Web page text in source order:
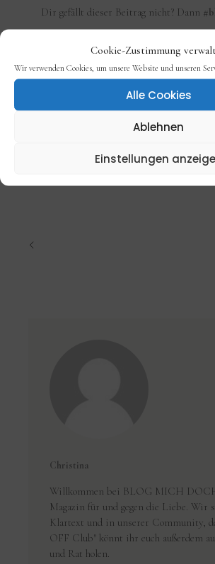
Cookie-Zustimmung
Wir verwenden Cookies, um unsere Website und unseren
Alle Cookies
Ablehnen
Einstellungen
Dir gefällt dieser Beitrag nicht? Dann
Christina
Willkommen bei BLOG MICH
Magazin für und gegen die Liebe. Wir
Klartext und in unserer Community,
OFF Club" könnt ihr euch außerdem
und Rat holen.